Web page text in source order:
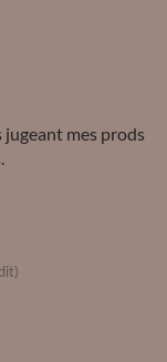
jugeant mes prods